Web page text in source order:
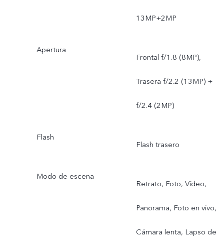
13MP+2MP
Apertura
Frontal f/1.8 (8MP),
Trasera f/2.2 (13MP) +
f/2.4 (2MP)
Flash
Flash trasero
Modo de escena
Retrato, Foto, Vídeo,
Panorama, Foto en vivo,
Cámara lenta, Lapso de